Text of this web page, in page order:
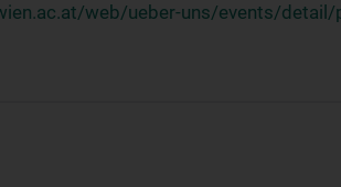
web/ueber-uns/events/